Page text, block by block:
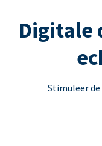
Digitale
Stimuleer de